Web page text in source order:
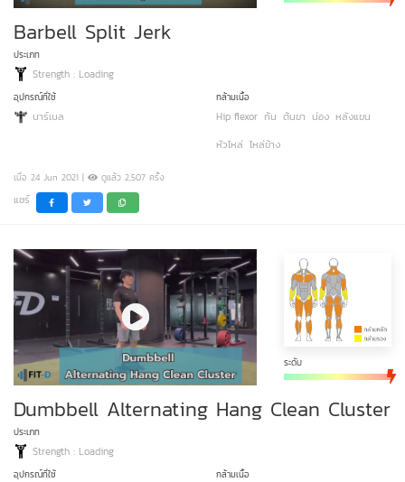
Barbell Split Jerk
ประเภท
Strength : Loading
อุปกรณ์ที่ใช้
บาร์เบล
กล้ามเนื้อ
Hip flexor ก้น ต้นขา น่อง หลังแขน
หัวไหล่ ไหล่ข้าง
เมื่อ 24 Jun 2021 | ดูแล้ว 2,507 ครั้ง
แชร์
ระดับ
Dumbbell Alternating Hang Clean Cluster
ประเภท
Strength : Loading
อุปกรณ์ที่ใช้ กล้ามเนื้อ